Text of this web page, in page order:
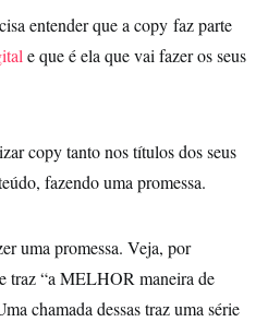
entender que a copy faz parte
e que é ela que vai fazer os seus
copy tanto nos títulos dos seus
fazendo uma promessa.
uma promessa. Veja, por
traz “a MELHOR maneira de
chamada dessas traz uma série